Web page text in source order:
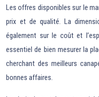
Les offres disponibles sur le
prix et de qualité. La
également sur le coût et
essentiel de bien mesurer la
cherchant des meilleurs
bonnes affaires.